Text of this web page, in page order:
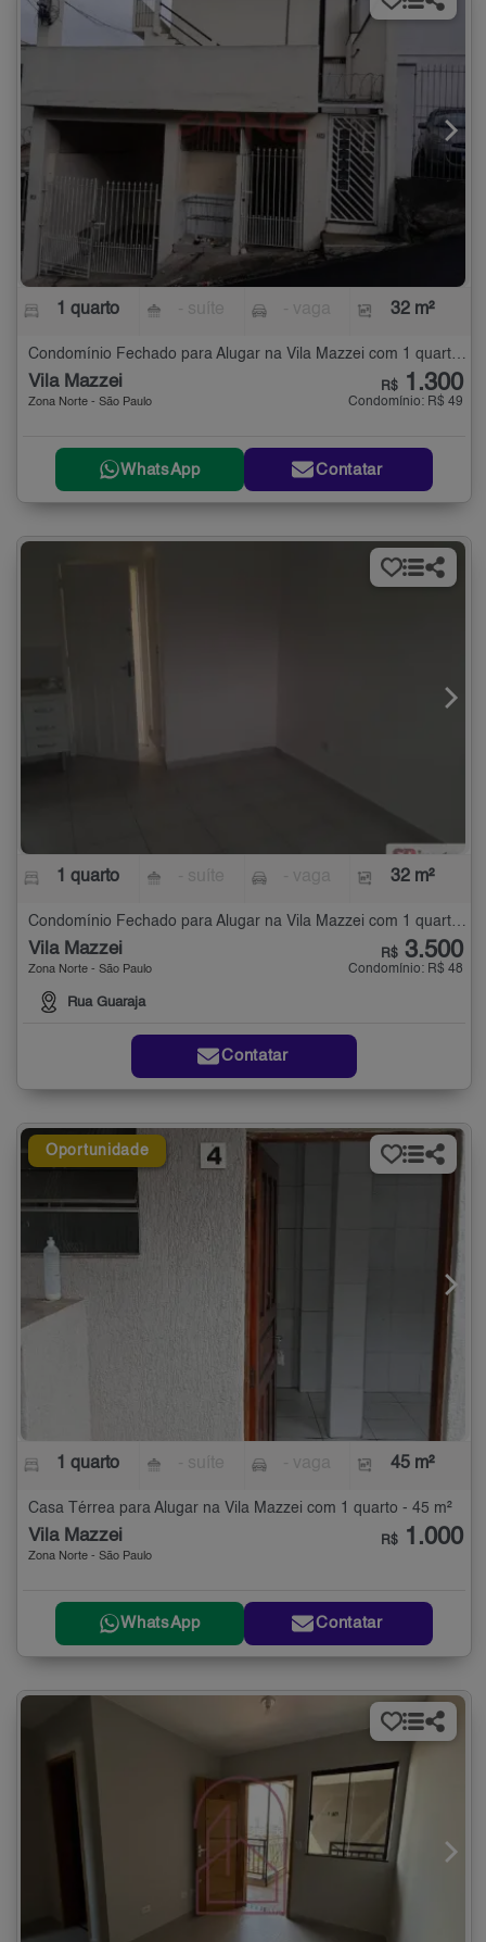
1 quarto 32 m²
Condomínio Fechado para Alugar na Vila Mazzei com 1 quarto - 32 m²
Vila Mazzei
Zona Norte - São Paulo
R$ 1.300
Condomínio: R$ 49
WhatsApp Contatar
1 quarto 32 m²
Condomínio Fechado para Alugar na Vila Mazzei com 1 quarto - 32 m²
Vila Mazzei
Zona Norte - São Paulo
Rua Guaraja
R$ 3.500
Condomínio: R$ 48
Contatar
Oportunidade
1 quarto 45 m²
Casa Térrea para Alugar na Vila Mazzei com 1 quarto - 45 m²
Vila Mazzei
Zona Norte - São Paulo
R$ 1.000
WhatsApp Contatar